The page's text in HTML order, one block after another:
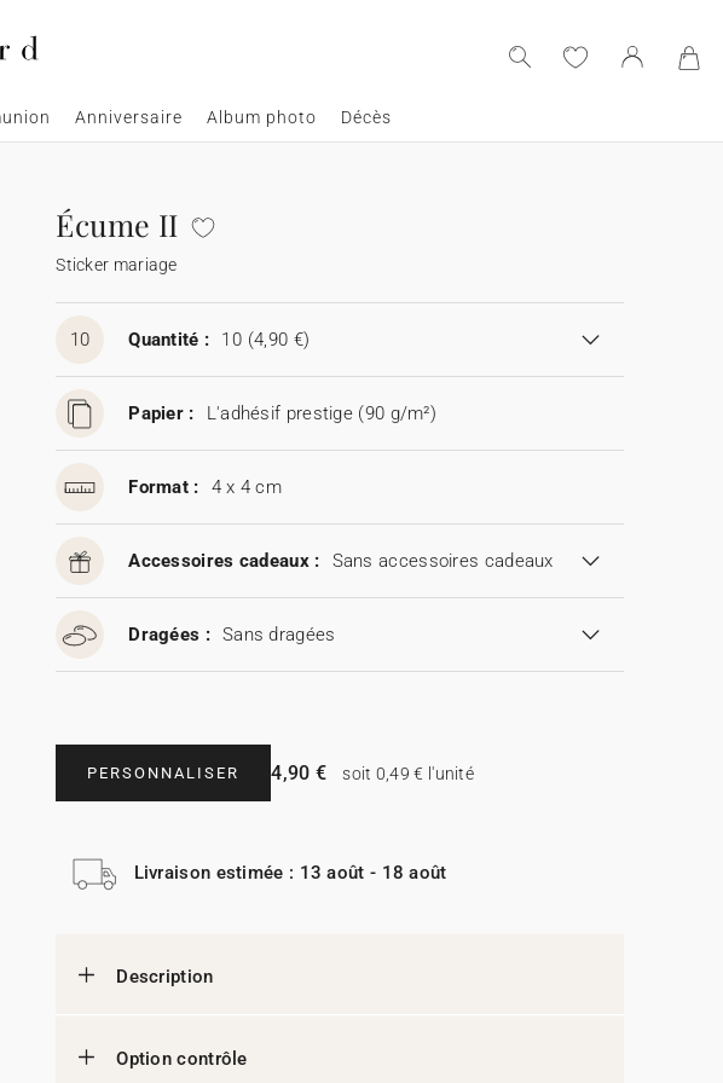
Anniversaire Album photo Décès
Écume II
Sticker mariage
10 Quantité : 10 (4,90 €)
Papier : L'adhésif prestige (90 g/m²)
Format : 4 x 4 cm
Accessoires cadeaux : Sans accessoires cadeaux
Dragées : Sans dragées
PERSONNALISER 4,90 € soit 0,49 € l'unité
Livraison estimée : 13 août - 18 août
Description
Option contrôle